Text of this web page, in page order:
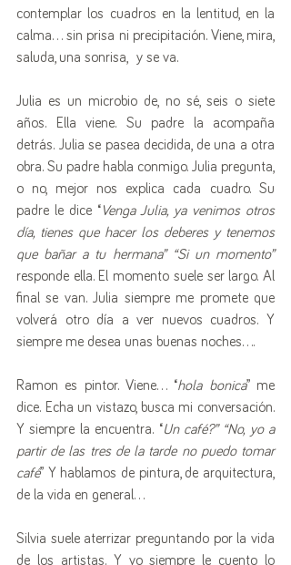
contemplar los cuadros en la lentitud, en la
calma… sin prisa ni precipitación. Viene, mira,
saluda, una sonrisa,  y se va.
Julia es un microbio de, no sé, seis o siete
años. Ella viene. Su padre la acompaña
detrás. Julia se pasea decidida, de una a otra
obra. Su padre habla conmigo. Julia pregunta,
o no, mejor nos explica cada cuadro. Su
padre le dice “Venga Julia, ya venimos otros
día, tienes que hacer los deberes y tenemos
que bañar a tu hermana” “Si un momento”
responde ella. El momento suele ser largo. Al
final se van. Julia siempre me promete que
volverá otro día a ver nuevos cuadros. Y
siempre me desea unas buenas noches….
Ramon es pintor. Viene… “hola bonica” me
dice. Echa un vistazo, busca mi conversación.
Y siempre la encuentra. “Un café?” “No, yo a
partir de las tres de la tarde no puedo tomar
café” Y hablamos de pintura, de arquitectura,
de la vida en general…
Silvia suele aterrizar preguntando por la vida
de los artistas. Y yo siempre le cuento lo